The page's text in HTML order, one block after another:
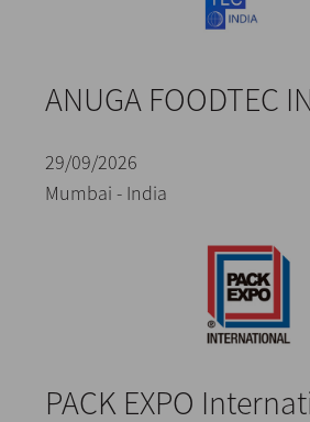
ANUGA FOODTEC
29/09/2026
Mumbai - India
PACK EXPO